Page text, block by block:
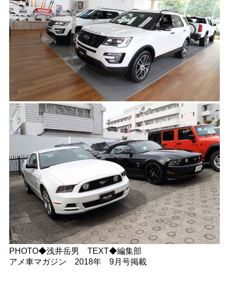
PHOTO◆浅井岳男 TEXT◆編集部
アメ車マガジン 2018年 9月号掲載